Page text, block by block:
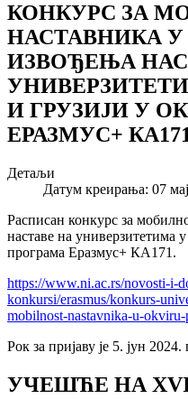
КОНКУРС ЗА
НАСТАВНИКА У
ИЗВОЂЕЊА
И ГРУЗИЈИ У
ЕРАЗМУС+
Детаљи
Датум креирања: 07
Расписан конкурс за
наставе на универзитетима
програма Еразмус+ КА171.
https://www.ni.ac.rs/novosti-i-
konkursi/erasmus/konkurs-
mobilnost-nastavnika-u-okviru-
Рок за пријаву је 5. јун 2024.
УЧЕШЋЕ НА